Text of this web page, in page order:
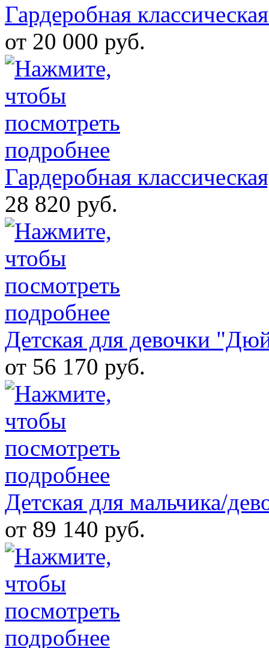
Гардеробная
от 20 000 руб.
Гардеробная
28 820 руб.
Детская для девочки
от 56 170 руб.
Детская для мальчика/
от 89 140 руб.